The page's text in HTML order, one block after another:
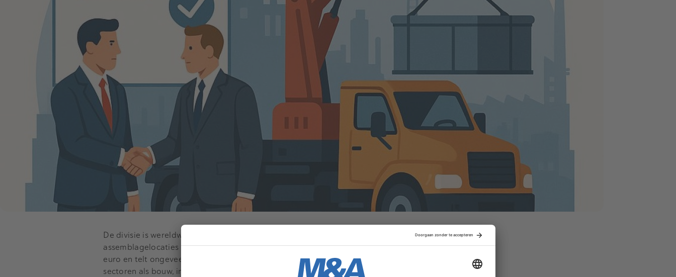
De divisie is wereldwijd actief als fabrikant en distributeur van vrachtwagenkranen, met productie- en
assemblagelocaties in Italië, Brazilië en China. Het bedrijf behaalt een jaaromzet van circa 100 miljoen
euro en telt ongeveer 400 werknemers. Via een multimerkstrategie levert het kranen en diensten aan
sectoren als bouw, infrastructuur en maritieme toepassingen, waarbij kosten-efficiëntie en flexibiliteit